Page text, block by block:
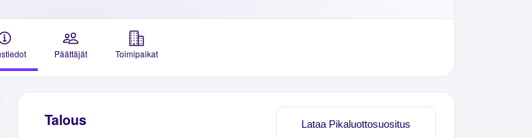
Päättäjät Toimipaikat
Lataa Pikaluottosuositus
Talous